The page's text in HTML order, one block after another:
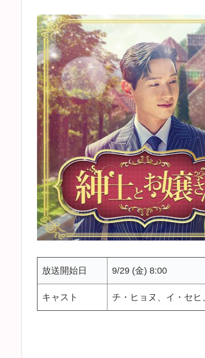
放送開始日 9/29 (金) 8:00
キャスト チ・ヒョヌ、イ・セ